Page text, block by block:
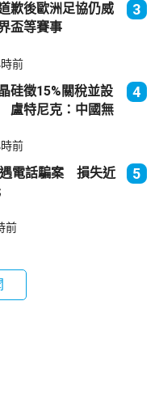
歉後歐洲足協仍威
盃等賽事
3
前
硅徵15%關稅並設
盧特尼克：中國無
4
前
電話騙案 損失近
5
前